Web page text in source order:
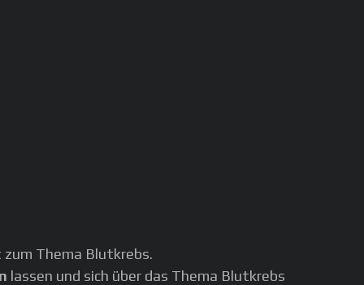
Thema Blutkrebs.
lassen und sich über das Thema Blutkrebs